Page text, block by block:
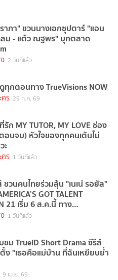
ภา" ชวนนางเอกซุปตาร์ "แอน
สม - แต้ว ณฐพร" บุกตลาด
2 วันที่แล้ว
ทุกตอนทาง TrueVisions NOW
คร 29 ก.ค. 69
รัก MY TUTOR, MY LOVE ช่อง
อนจบ) หัวใจของทุกคนเต้นไม่
ะ
คร 1 วันที่แล้ว
ชวนคนไทยร่วมลุ้น "เนเน่ รอยัล"
GOT TALENT
21 เริ่ม 6 ส.ค.นี้ ทาง
NOW
1 วันที่แล้ว
ชม TrueID Short Drama ซีรีส์
ง "เธอคือแม่บ้าน ที่ฉันเหยียบย่ำ
9 เม.ย. 69